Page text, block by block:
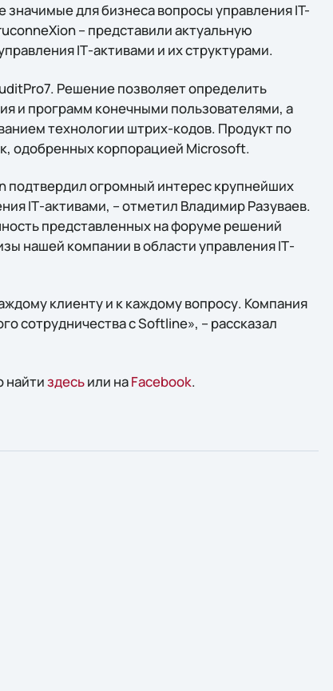
для бизнеса вопросы управления IT-
– представили актуальную
IТ-активами и их структурами.
Решение позволяет определить
и программ конечными пользователями, а
технологии штрих-кодов. Продукт по
одобренных корпорацией Microsoft.
подтвердил огромный интерес крупнейших
IТ-активами, – отметил Владимир Разуваев.
представленных на форуме решений
нашей компании в области управления IТ-
клиенту и к каждому вопросу. Компания
сотрудничества с Softline», – рассказал
найтиздесьили наFacebook.